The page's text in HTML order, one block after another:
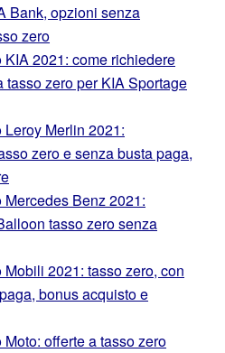
Bank, opzioni senza
zero
2021: come richiedere
tasso zero per KIA Sportage
Merlin 2021:
zero e senza busta paga,
Benz 2021:
tasso zero senza
2021: tasso zero, con
bonus acquisto e
offerte a tasso zero